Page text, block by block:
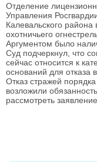
Отделение
Управления
Калевальского
охотничьего
Аргументом было
Суд подчеркнул, что
сейчас относится к
оснований для отказа
Отказ стражей
возложили
рассмотреть